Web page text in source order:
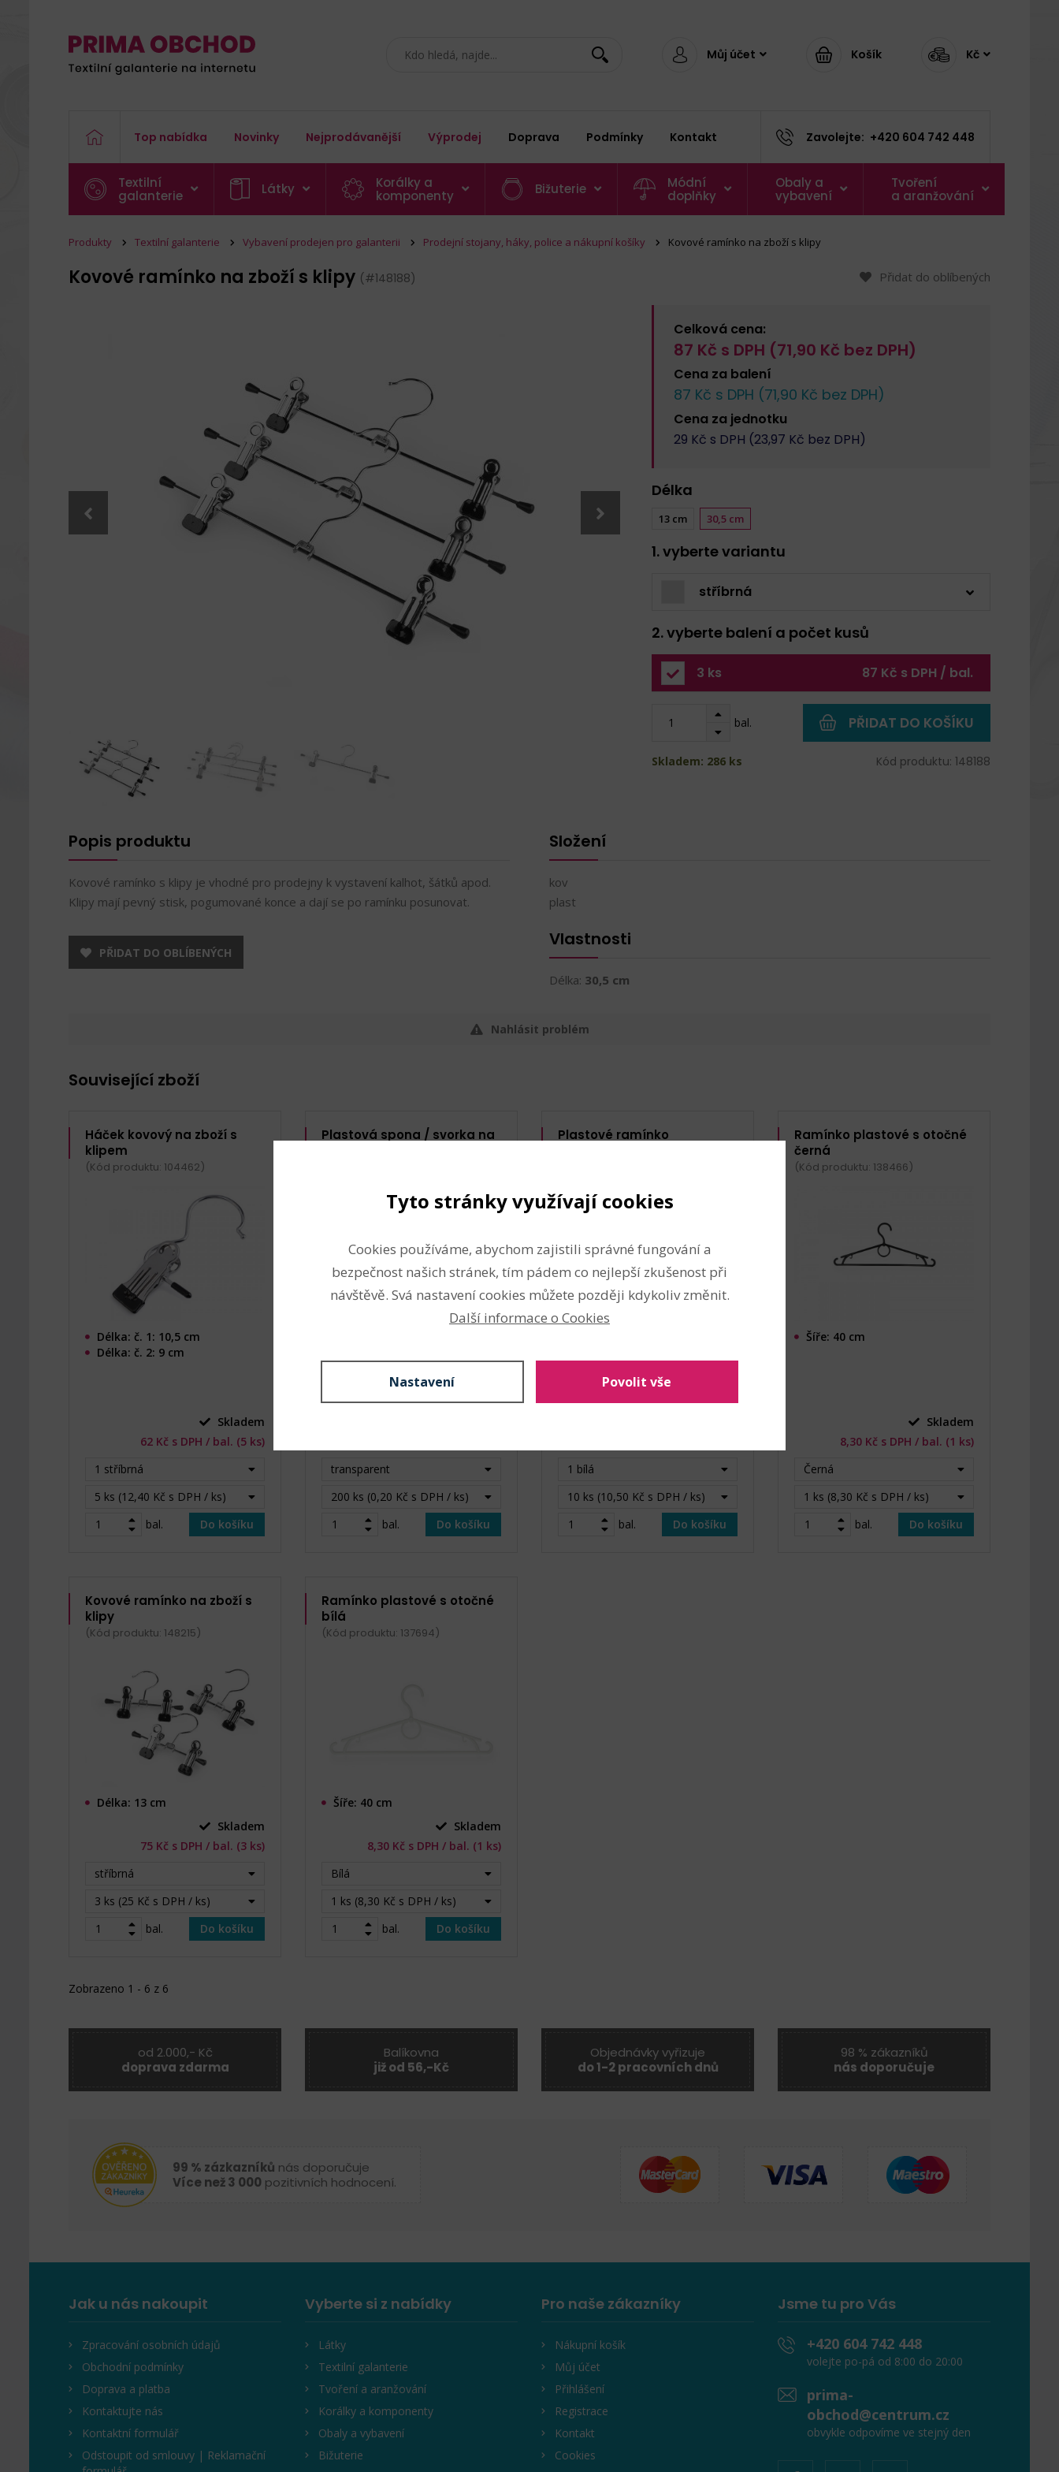
Můj účet Košík Kč
Top nabídka Novinky Nejprodávanější Výprodej Doprava Podmínky Kontakt Zavolejte: +420 604 742 448
Textilní
galanterie
Látky
Korálky a
komponenty
Bižuterie
Módní
doplňky
Obaly a
vybavení
Tvoření
a aranžování
Produkty Textilní galanterie Vybavení prodejen pro galanterii Prodejní stojany, háky, police a nákupní košíky Kovové ramínko na zboží s klipy
Kovové ramínko na zboží s klipy (#148188) Přidat do oblíbených
Celková cena:
87 Kč s DPH (71,90 Kč bez DPH)
Cena za balení
87 Kč s DPH (71,90 Kč bez DPH)
Cena za jednotku
29 Kč s DPH (23,97 Kč bez DPH)
Délka
13 cm 30,5 cm
1. vyberte variantu
stříbrná
2. vyberte balení a počet kusů
3 ks 87 Kč s DPH / bal.
bal. PŘIDAT DO KOŠÍKU
Skladem: 286 ks Kód produktu: 148188
Popis produktu
Kovové ramínko s klipy je vhodné pro prodejny k vystavení kalhot, šátků apod.
Klipy mají pevný stisk, pogumované konce a dají se po ramínku posunovat.
PŘIDAT DO OBLÍBENÝCH
Složení
kov
plast
Vlastnosti
Délka: 30,5 cm
Nahlásit problém
Související zboží
Háček kovový na zboží s
klipem
(Kód produktu: 104462)
Délka: č. 1: 10,5 cm
Délka: č. 2: 9 cm
Skladem
62 Kč s DPH / bal. (5 ks)
1 stříbrná
5 ks (12,40 Kč s DPH / ks)
bal.
Do košíku
Plastová spona / svorka na
transparent
200 ks (0,20 Kč s DPH / ks)
bal.
Do košíku
Plastové ramínko
Výška: 17 cm
1 bílá
10 ks (10,50 Kč s DPH / ks)
bal.
Do košíku
Ramínko plastové s otočné
černá
(Kód produktu: 138466)
Šíře: 40 cm
Skladem
8,30 Kč s DPH / bal. (1 ks)
Černá
1 ks (8,30 Kč s DPH / ks)
bal.
Do košíku
Kovové ramínko na zboží s
klipy
(Kód produktu: 148215)
Délka: 13 cm
Skladem
75 Kč s DPH / bal. (3 ks)
stříbrná
3 ks (25 Kč s DPH / ks)
bal.
Do košíku
Ramínko plastové s otočné
bílá
(Kód produktu: 137694)
Šíře: 40 cm
Skladem
8,30 Kč s DPH / bal. (1 ks)
Bílá
1 ks (8,30 Kč s DPH / ks)
bal.
Do košíku
Zobrazeno 1 - 6 z 6
od 2.000,- Kč
doprava zdarma
Balíkovna
již od 56,-Kč
Objednávky vyřizuje
do 1-2 pracovních dnů
98 % zákazníků
nás doporučuje
99 % zázkazníků nás doporučuje
Více než 3 000 pozitivních hodnocení.
Jak u nás nakoupit
Zpracování osobních údajů
Obchodní podmínky
Doprava a platba
Kontaktujte nás
Kontaktní formulář
Odstoupit od smlouvy | Reklamační
Vyberte si z nabídky
Látky
Textilní galanterie
Tvoření a aranžování
Korálky a komponenty
Obaly a vybavení
Bižuterie
Pro naše zákazníky
Nákupní košík
Můj účet
Přihlášení
Registrace
Kontakt
Cookies
Jsme tu pro Vás
+420 604 742 448
volejte po-pá od 8:00 do 20:00
prima-
obchod@centrum.cz
obvykle odpovíme ve stejný den
Tyto stránky využívají cookies
Cookies používáme, abychom zajistili správné fungování a
bezpečnost našich stránek, tím pádem co nejlepší zkušenost při
návštěvě. Svá nastavení cookies můžete později kdykoliv změnit.
Další informace o Cookies
Nastavení Povolit vše